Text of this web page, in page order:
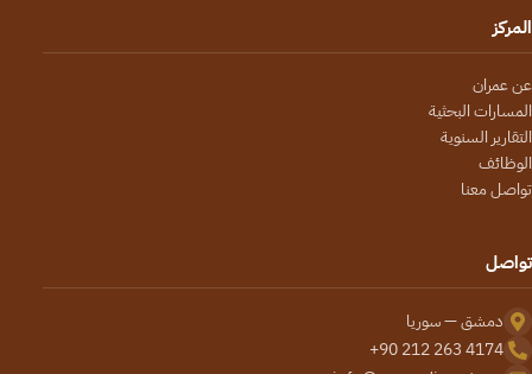
المركز
عن عمران
المسارات البحثية
التقارير السنوية
الوظائف
تواصل معنا
تواصل
دمشق — سوريا
+90 212 263 4174